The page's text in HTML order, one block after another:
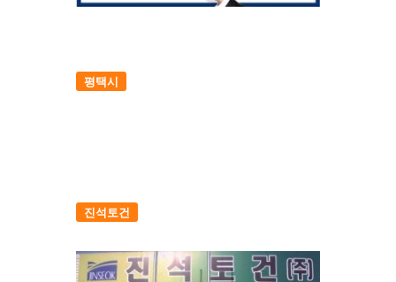
평택시
진석토건